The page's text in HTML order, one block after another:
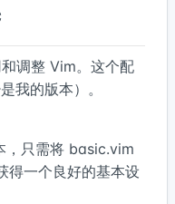
调整 Vim。这个配
我的版本）。
，只需将 basic.vim
得一个良好的基本设